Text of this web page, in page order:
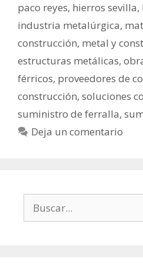
paco reyes, hierros sevilla,
industria metalúrgica,
construcción, metal y
estructuras metálicas,
férricos, proveedores de
construcción, soluciones
suministro de ferralla,
Deja un comentario